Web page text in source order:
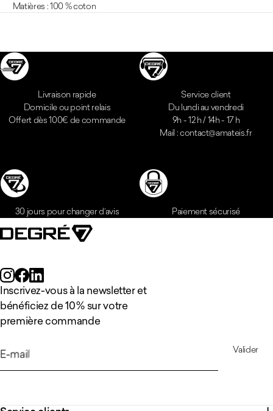
Matières : 100 % coton
Réassurances
Livraison rapide
Domicile ou point relais
Offert dès 100€ de commande
Service client
Du lundi au vendredi
9h - 12 h / 14h - 17 h
Mail : contact@amateis.fr
Inscrivez-vous à la newsletter et
bénéficiez de 10 % sur votre
première commande
E-mail Valider